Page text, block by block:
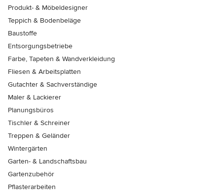
Produkt- & Möbeldesigner
Teppich & Bodenbeläge
Baustoffe
Entsorgungsbetriebe
Farbe, Tapeten & Wandverkleidung
Fliesen & Arbeitsplatten
Gutachter & Sachverständige
Maler & Lackierer
Planungsbüros
Tischler & Schreiner
Treppen & Geländer
Wintergärten
Garten- & Landschaftsbau
Gartenzubehör
Pflasterarbeiten